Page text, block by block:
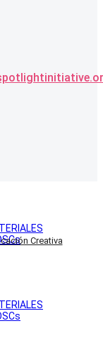
Creativa